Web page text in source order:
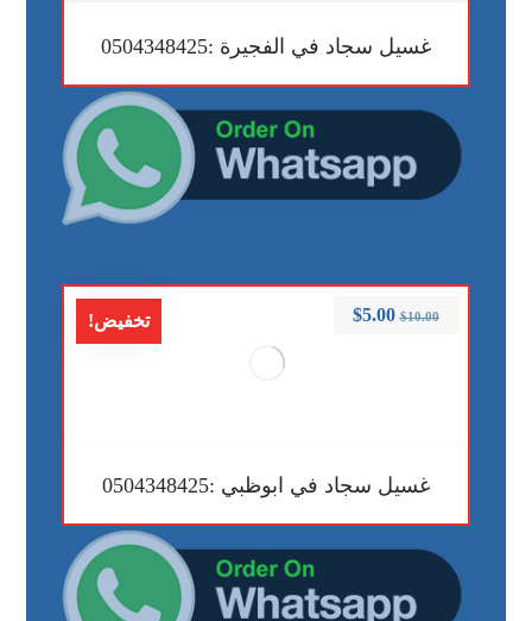
غسيل سجاد في الفجيرة :0504348425
تخفيض!
غسيل سجاد في ابوظبي :0504348425
$10.00
$5.00